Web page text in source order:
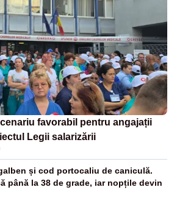
favorabil pentru angajații
Legii salarizării
și cod portocaliu de caniculă.
până la 38 de grade, iar nopțile devin